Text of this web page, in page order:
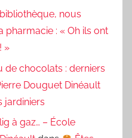
nous
pharmacie : « Oh ils ont
»
de chocolats : derniers
Douguet Dinéault
jardiniers
à gaz… – École